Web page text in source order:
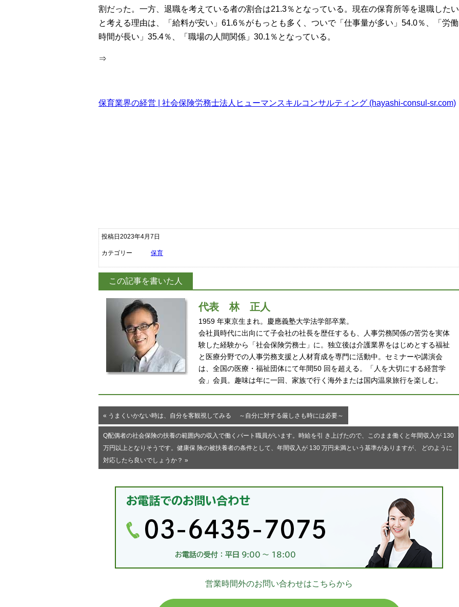
割だった。一方、退職を考えている者の割合は21.3％となっている。現在の保育所等を退職したい
と考える理由は、「給料が安い」61.6％がもっとも多く、ついで「仕事量が多い」54.0％、「労働
時間が長い」35.4％、「職場の人間関係」30.1％となっている。
⇒
保育業界の経営 | 社会保険労務士法人ヒューマンスキルコンサルティング (hayashi-consul-sr.com)
投稿日2023年4月7日
カテゴリー 保育
この記事を書いた人
代表 林 正人
1959 年東京生まれ。慶應義塾大学法学部卒業。
会社員時代に出向にて子会社の社長を歴任するも、人事労務関係の苦労を実体
験した経験から「社会保険労務士」に。独立後は介護業界をはじめとする福祉
と医療分野での人事労務支援と人材育成を専門に活動中。セミナーや講演会
は、全国の医療・福祉団体にて年間50 回を超える。「人を大切にする経営学
会」会員。趣味は年に一回、家族で行く海外または国内温泉旅行を楽しむ。
« うまくいかない時は、自分を客観視してみる ～自分に対する厳しさも時には必要～
Q配偶者の社会保険の扶養の範囲内の収入で働くパート職員がいます。時給を引 き上げたので、このまま働くと年間収入が 130
万円以上となりそうです。健康保 険の被扶養者の条件として、年間収入が 130 万円未満という基準がありますが、 どのように
対応したら良いでしょうか？ »
営業時間外のお問い合わせはこちらから